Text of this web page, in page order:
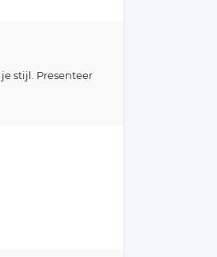
stijl. Presenteer